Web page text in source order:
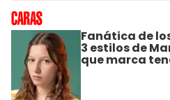
Fanática de
3 estilos de
que marca